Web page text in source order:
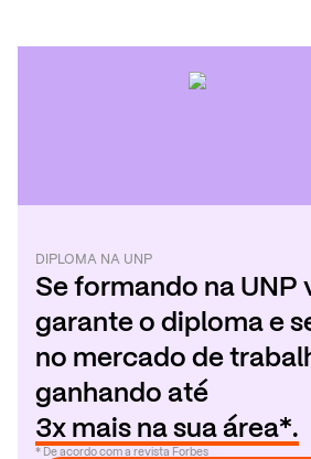
DIPLOMA NA UNP
Se formando na UNP
garante o diploma e
no mercado de
ganhando até
3x mais na sua área*.
* De acordo com a revista Forbes